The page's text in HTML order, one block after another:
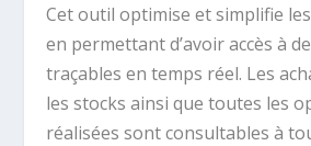
Cet outil optimise et simplifie
en permettant d’avoir accès à
traçables en temps réel. Les
les stocks ainsi que toutes les
réalisées sont consultables à